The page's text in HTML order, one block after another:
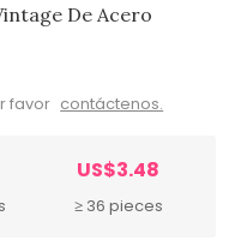
De Acero
favor contáctenos.
US$3.48
≥ 36 pieces